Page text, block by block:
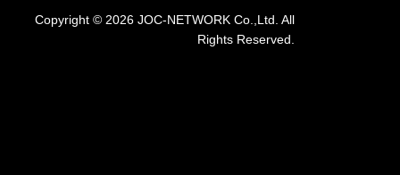
Copyright © 2026 JOC-NETWORK Co.,Ltd. All
Rights Reserved.